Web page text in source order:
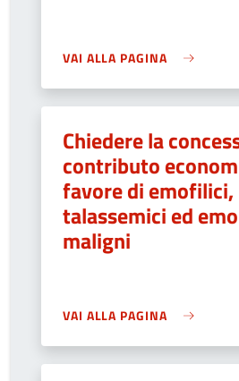
VAI ALLA PAGINA
Chiedere la
contributo
favore di emofilici,
talassemici ed
maligni
VAI ALLA PAGINA